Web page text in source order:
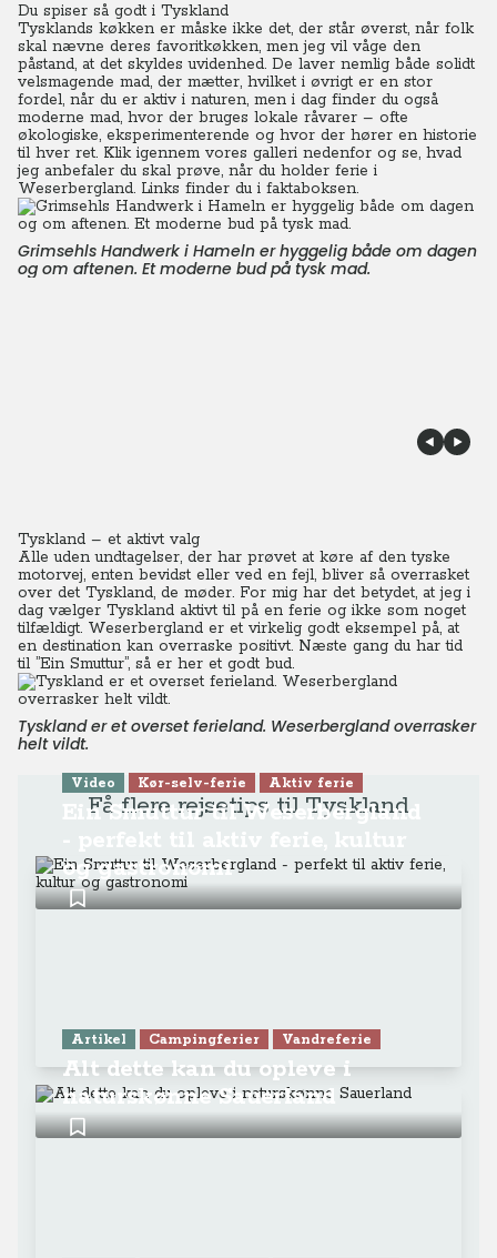
Du spiser så godt i Tyskland
Tysklands køkken er måske ikke det, der står øverst, når folk
skal nævne deres favoritkøkken, men jeg vil våge den
påstand, at det skyldes uvidenhed. De laver nemlig både solidt
velsmagende mad, der mætter, hvilket i øvrigt er en stor
fordel, når du er aktiv i naturen, men i dag finder du også
moderne mad, hvor der bruges lokale råvarer – ofte
økologiske, eksperimenterende og hvor der hører en historie
til hver ret. Klik igennem vores galleri nedenfor og se, hvad
jeg anbefaler du skal prøve, når du holder ferie i
Weserbergland. Links finder du i faktaboksen.
Grimsehls Handwerk i Hameln er hyggelig både om dagen
og om aftenen. Et moderne bud på tysk mad.
Tyskland – et aktivt valg
Alle uden undtagelser, der har prøvet at køre af den tyske
motorvej, enten bevidst eller ved en fejl, bliver så overrasket
over det Tyskland, de møder. For mig har det betydet, at jeg i
dag vælger Tyskland aktivt til på en ferie og ikke som noget
tilfældigt. Weserbergland er et virkelig godt eksempel på, at
en destination kan overraske positivt. Næste gang du har tid
til ”Ein Smuttur”, så er her et godt bud.
Tyskland er et overset ferieland. Weserbergland overrasker
helt vildt.
Få flere rejsetips til Tyskland
Video Kør-selv-ferie Aktiv ferie
Ein Smuttur til Weserbergland
og gastronomi
Artikel Campingferier Vandreferie
Alt dette kan du opleve i
naturskønne Sauerland